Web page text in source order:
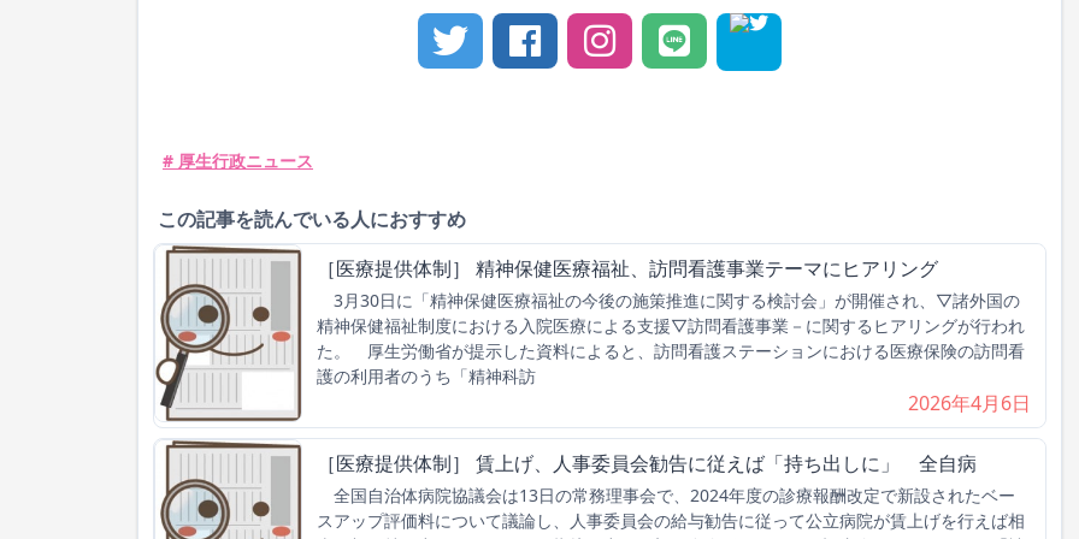
# 厚生行政ニュース
この記事を読んでいる人におすすめ
［医療提供体制］ 精神保健医療福祉、訪問看護事業テーマにヒアリング
3月30日に「精神保健医療福祉の今後の施策推進に関する検討会」が開催され、▽諸外国の
精神保健福祉制度における入院医療による支援▽訪問看護事業－に関するヒアリングが行われ
た。 厚生労働省が提示した資料によると、訪問看護ステーションにおける医療保険の訪問看
護の利用者のうち「精神科訪
2026年4月6日
［医療提供体制］ 賃上げ、人事委員会勧告に従えば「持ち出しに」 全自病
全国自治体病院協議会は13日の常務理事会で、2024年度の診療報酬改定で新設されたベー
スアップ評価料について議論し、人事委員会の給与勧告に従って公立病院が賃上げを行えば相